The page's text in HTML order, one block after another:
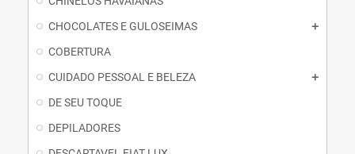
CHOCOLATES E GULOSEIMAS
COBERTURA
CUIDADO PESSOAL E BELEZA
DE SEU TOQUE
DEPILADORES